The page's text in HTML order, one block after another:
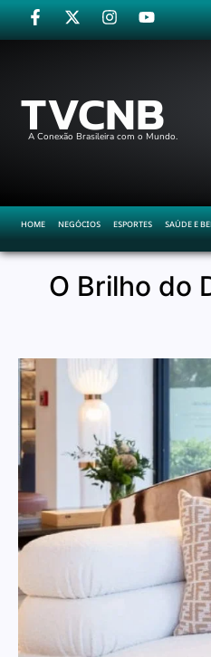
TVCNB
A Conexão Brasileira com o Mundo.
HOME NEGÓCIOS ESPORTES SAÚDE E
O Brilho do